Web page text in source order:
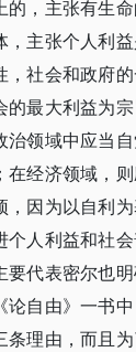
的，主张有生
，主张个人利
，社会和政府
的最大利益为
治领域中应当
在经济领域，
，因为以自利
个人利益和社
要代表密尔也
论自由》一书
条理由，而且